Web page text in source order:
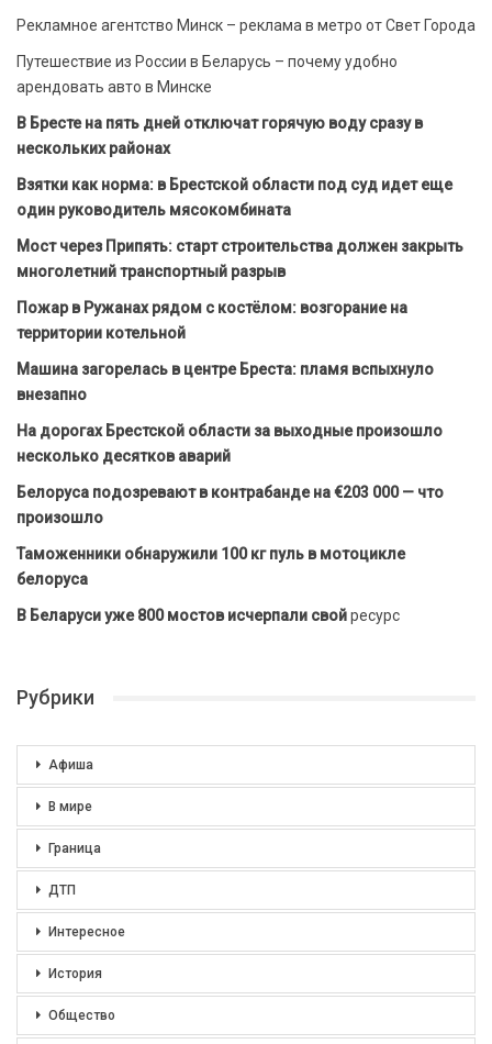
Рекламное агентство Минск – реклама в метро от Свет Города
Путешествие из России в Беларусь – почему удобно
арендовать авто в Минске
В Бресте на пять дней отключат горячую воду сразу в
нескольких районах
Взятки как норма: в Брестской области под суд идет еще
один руководитель мясокомбината
Мост через Припять: старт строительства должен закрыть
многолетний транспортный разрыв
Пожар в Ружанах рядом с костёлом: возгорание на
территории котельной
Машина загорелась в центре Бреста: пламя вспыхнуло
внезапно
На дорогах Брестской области за выходные произошло
несколько десятков аварий
Белоруса подозревают в контрабанде на €203 000 — что
произошло
Таможенники обнаружили 100 кг пуль в мотоцикле
белоруса
В Беларуси уже 800 мостов исчерпали свойресурс
Рубрики
Афиша
В мире
Граница
ДТП
Интересное
История
Общество